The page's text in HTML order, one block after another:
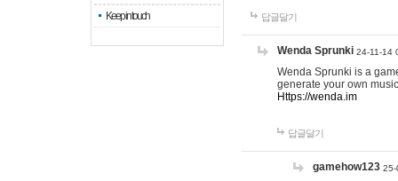
Keep in touch
답글달기
Wenda Sprunki 24-11-14
Wenda Sprunki is a
generate your own
Https://wenda.im
답글달기
gamehow123 25-